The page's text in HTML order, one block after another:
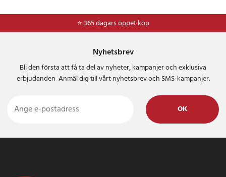
⭐ 365 dagars öppet köp
⭐Frakt 49kr *
Nyhetsbrev
Bli den första att få ta del av nyheter, kampanjer och exklusiva
erbjudanden Anmäl dig till vårt nyhetsbrev och SMS-kampanjer.
OK